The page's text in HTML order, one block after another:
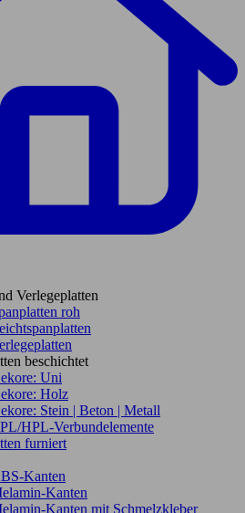
Verlegeplatten
roh
beschichtet
Uni
Holz
Stein | Beton | Metall
HPL-Verbundelemente
furniert
Kanten
Kanten
Kanten mit Schmelzkleber